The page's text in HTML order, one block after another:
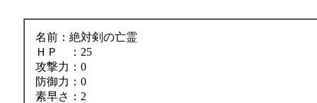
名前：絶対剣の亡霊
ＨＰ ：25
攻撃力：0
防御力：0
素早さ：2